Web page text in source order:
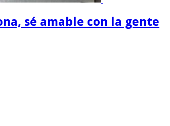
sé amable con la gente